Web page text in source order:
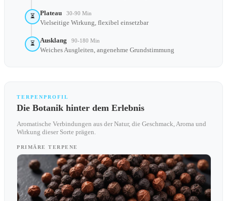
⏳ Plateau 30-90 Min
Vielseitige Wirkung, flexibel einsetzbar
⏳ Ausklang 90-180 Min
Weiches Ausgleiten, angenehme Grundstimmung
TERPENPROFIL
Die Botanik hinter dem Erlebnis
Aromatische Verbindungen aus der Natur, die Geschmack, Aroma und
Wirkung dieser Sorte prägen.
PRIMÄRE TERPENE